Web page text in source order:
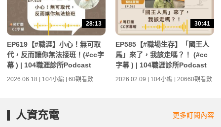
28:13
EP619【#職涯】小心！無可取
代，反而讓你無法接班！(#cc字
幕 ) | 104職涯診所Podcast
2026.06.18 | 104小編 | 60觀看數
30:41
EP585【#職場生存】「國王人
馬」來了，我該走嗎？！ (#cc
字幕 ) | 104職涯診所Podcast
2026.02.09 | 104小編 | 20660觀看數
人資充電 更多訂閱內容